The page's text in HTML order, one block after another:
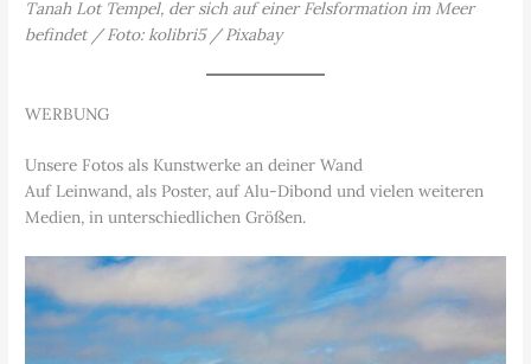
Tanah Lot Tempel, der sich auf einer Felsformation im Meer
befindet / Foto: kolibri5 / Pixabay
WERBUNG
Unsere Fotos als Kunstwerke an deiner Wand
Auf Leinwand, als Poster, auf Alu-Dibond und vielen weiteren
Medien, in unterschiedlichen Größen.